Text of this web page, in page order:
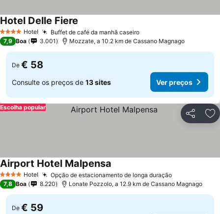
4 EstrelasHotel Buffet de café da manhã caseiroVer preços
Hotel Delle Fiere
7,9 Boa 3.001 Mozzate, a 10.2 km de Cassano Magnago
De € 58
Consulte os preços de 13 sites Ver preços
Partilhar
Escolha popular
4 EstrelasHotel Opção de estacionamento de longa duraçãoVer preços
Airport Hotel Malpensa
7,8 Boa 8.220 Lonate Pozzolo, a 12.9 km de Cassano Magnago
De € 59